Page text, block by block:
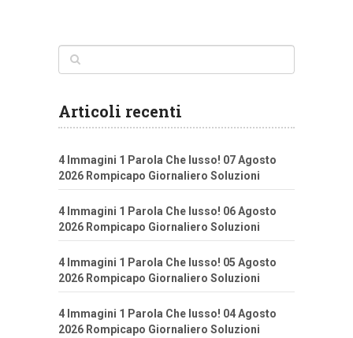
Articoli recenti
4 Immagini 1 Parola Che lusso! 07 Agosto
2026 Rompicapo Giornaliero Soluzioni
4 Immagini 1 Parola Che lusso! 06 Agosto
2026 Rompicapo Giornaliero Soluzioni
4 Immagini 1 Parola Che lusso! 05 Agosto
2026 Rompicapo Giornaliero Soluzioni
4 Immagini 1 Parola Che lusso! 04 Agosto
2026 Rompicapo Giornaliero Soluzioni